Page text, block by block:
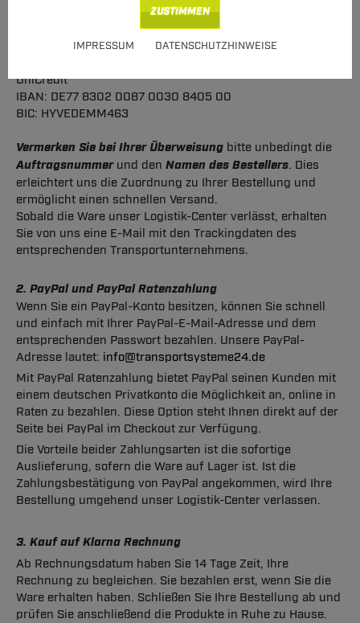
IMPRESSUM DATENSCHUTZHINWEISE
ZUSTIMMEN
Bestellung umgehend aus.
Verwenden Sie bitte folgende Kontoverbindung:
UniCredit
IBAN: DE77 8302 0087 0030 8405 00
BIC: HYVEDEMM463
Vermerken Sie bei Ihrer Überweisung bitte unbedingt die
Auftragsnummerund den Namen des Bestellers. Dies
erleichtert uns die Zuordnung zu Ihrer Bestellung und
ermöglicht einen schnellen Versand.
Sobald die Ware unser Logistik-Center verlässt, erhalten
Sie von uns eine E-Mail mit den Trackingdaten des
entsprechenden Transportunternehmens.
2. PayPal und PayPal Ratenzahlung
Wenn Sie ein PayPal-Konto besitzen, können Sie schnell
und einfach mit Ihrer PayPal-E-Mail-Adresse und dem
entsprechenden Passwort bezahlen. Unsere PayPal-
Adresse lautet: info@transportsysteme24.de
Mit PayPal Ratenzahlung bietet PayPal seinen Kunden mit
einem deutschen Privatkonto die Möglichkeit an, online in
Raten zu bezahlen. Diese Option steht Ihnen direkt auf der
Seite bei PayPal im Checkout zur Verfügung.
Die Vorteile beider Zahlungsarten ist die sofortige
Auslieferung, sofern die Ware auf Lager ist. Ist die
Zahlungsbestätigung von PayPal angekommen, wird Ihre
Bestellung umgehend unser Logistik-Center verlassen.
3. Kauf auf Klarna Rechnung
Ab Rechnungsdatum haben Sie 14 Tage Zeit, Ihre
Rechnung zu begleichen. Sie bezahlen erst, wenn Sie die
Ware erhalten haben. Schließen Sie Ihre Bestellung ab und
prüfen Sie anschließend die Produkte in Ruhe zu Hause.